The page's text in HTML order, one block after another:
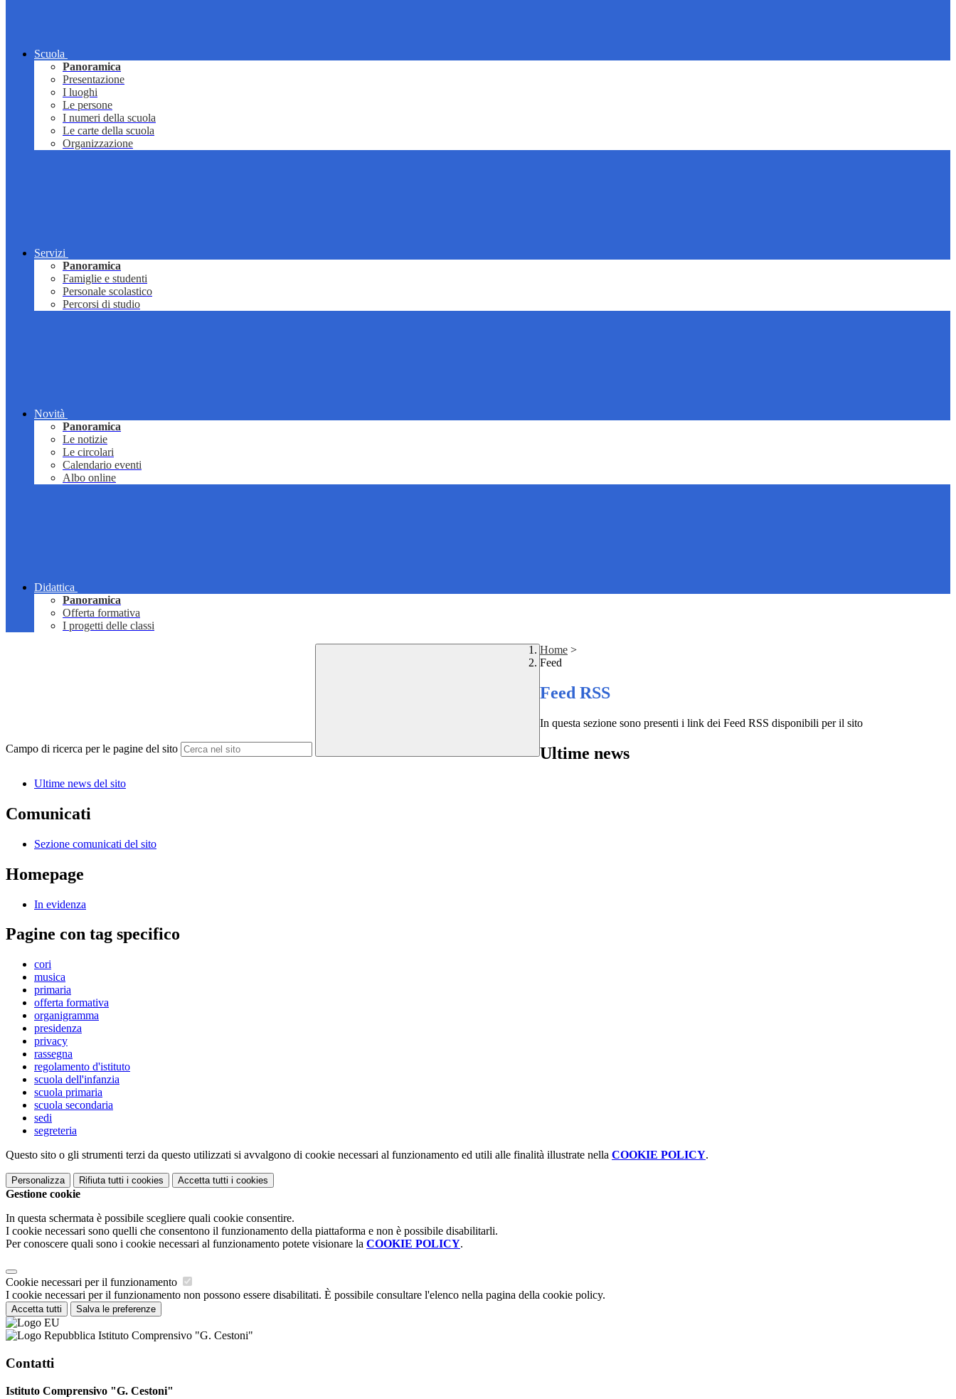
Scuola
Panoramica
Presentazione
I luoghi
Le persone
I numeri della scuola
Le carte della scuola
Organizzazione
Servizi
Panoramica
Famiglie e studenti
Personale scolastico
Percorsi di studio
Novità
Panoramica
Le notizie
Le circolari
Calendario eventi
Albo online
Didattica
Panoramica
Offerta formativa
I progetti delle classi
Campo di ricerca per le pagine del sito
Home >
Feed
Feed RSS
In questa sezione sono presenti i link dei Feed RSS disponibili per il sito
Ultime news
Ultime news del sito
Comunicati
Sezione comunicati del sito
Homepage
In evidenza
Pagine con tag specifico
cori
musica
primaria
offerta formativa
organigramma
presidenza
privacy
rassegna
regolamento d'istituto
scuola dell'infanzia
scuola primaria
scuola secondaria
sedi
segreteria
Questo sito o gli strumenti terzi da questo utilizzati si avvalgono di cookie necessari al funzionamento ed utili alle finalità illustrate nella COOKIE POLICY.
Personalizza Rifiuta tutti i cookies Accetta tutti i cookies
Gestione cookie
In questa schermata è possibile scegliere quali cookie consentire.
I cookie necessari sono quelli che consentono il funzionamento della piattaforma e non è possibile disabilitarli.
Per conoscere quali sono i cookie necessari al funzionamento potete visionare la COOKIE POLICY.
Cookie necessari per il funzionamento
I cookie necessari per il funzionamento non possono essere disabilitati. È possibile consultare l'elenco nella pagina della cookie policy.
Accetta tutti Salva le preferenze
Istituto Comprensivo "G. Cestoni"
Contatti
Istituto Comprensivo "G. Cestoni"